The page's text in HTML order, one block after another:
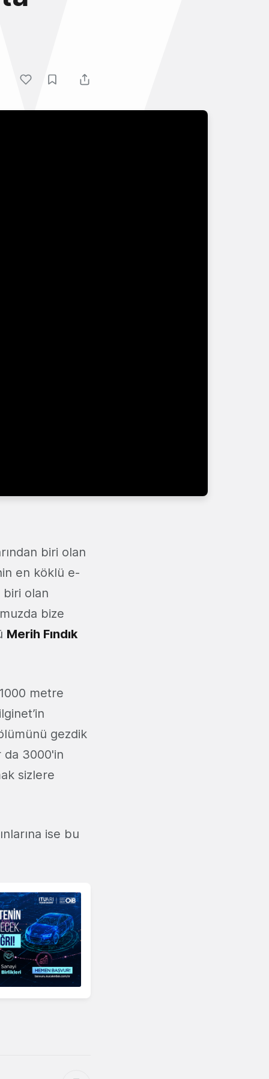
biri olan
en köklü e-
biri olan
bize
Merih Fındık
metre
gezdik
da 3000'in
sizlere
ise bu